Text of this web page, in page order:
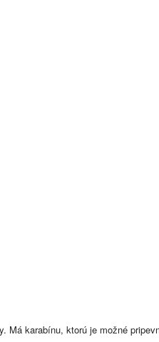
Má karabínu, ktorú je možné